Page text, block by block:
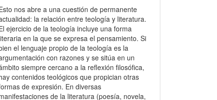
nos abre a una cuestión de permanente
la relación entre teología y literatura.
ejercicio de la teología incluye una forma
en la que se expresa el pensamiento. Si
el lenguaje propio de la teología es la
con razones y se sitúa en un
siempre cercano a la reflexión filosófica,
contenidos teológicos que propician otras
de expresión. En diversas
de la literatura (poesía, novela,